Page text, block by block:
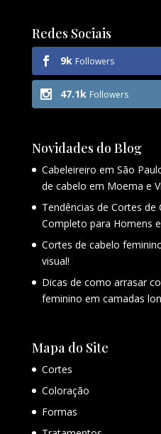
Redes Sociais
9k Followers
47.1k Followers
Novidades do Blog
Cabeleireiro em São
de cabelo em Moema e
Tendências de Cortes de
Completo para Homens
Cortes de cabelo
visual!
Dicas de como arrasar
feminino em camadas
Mapa do Site
Cortes
Coloração
Formas